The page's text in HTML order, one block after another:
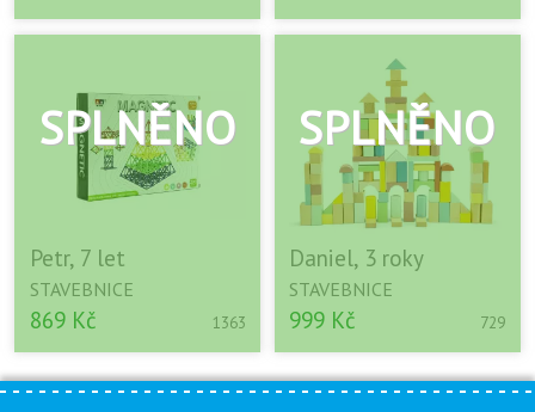
Petr, 7 let
STAVEBNICE
869 Kč 1363
Daniel, 3 roky
STAVEBNICE
999 Kč 729